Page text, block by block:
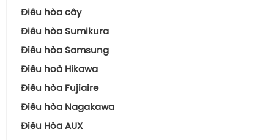
Điều hòa cây
Funiki
Panasonic
Daikin
Điều hòa Sumikura
Điều hòa Samsung
Điều hoà Hikawa
Điều hòa Fujiaire
Điều hòa Nagakawa
Điều Hòa AUX